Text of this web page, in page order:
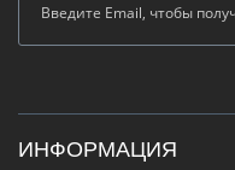
ИНФОРМАЦИЯ